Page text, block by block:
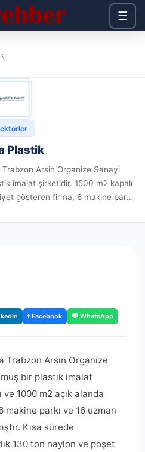
☰
Plastik
Trabzon Arsin Organize Sanayi
imalat şirketidir. 1500 m2 kapalı
gösteren firma, 6 makine parkı
f Facebook 💬 WhatsApp
Trabzon Arsin Organize
bir plastik imalat
1000 m2 açık alanda
parkı ve 16 uzman
Kısa sürede
130 ton naylon ve poşet